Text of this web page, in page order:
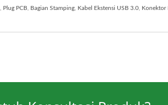
Plug PCB Bagian Stamping Kabel Ekstensi USB 3.0 Konektor